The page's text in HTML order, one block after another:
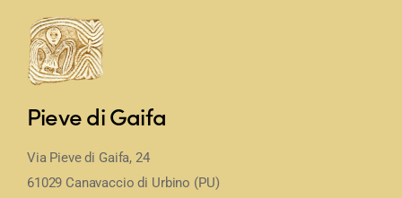
Pieve di Gaifa
Via Pieve di Gaifa, 24
61029 Canavaccio di Urbino (PU)